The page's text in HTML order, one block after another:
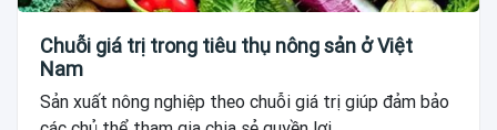
Chuỗi giá trị trong tiêu thụ nông sản ở Việt
Nam
Sản xuất nông nghiệp theo chuỗi giá trị giúp đảm bảo